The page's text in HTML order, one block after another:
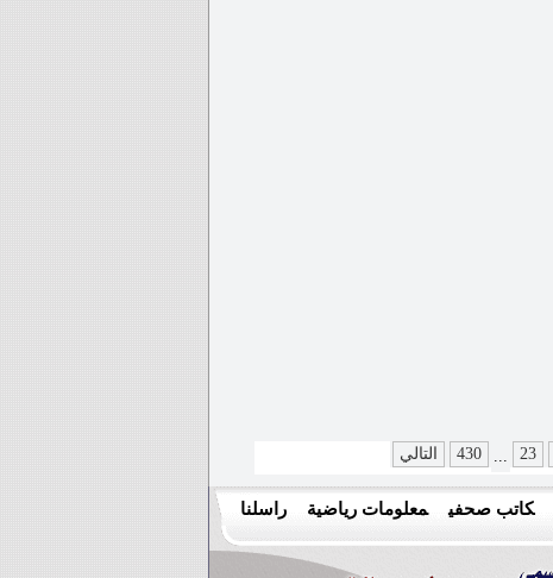
23
...
430 التالي
كاتب صحفي معلومات رياضية راسلنا